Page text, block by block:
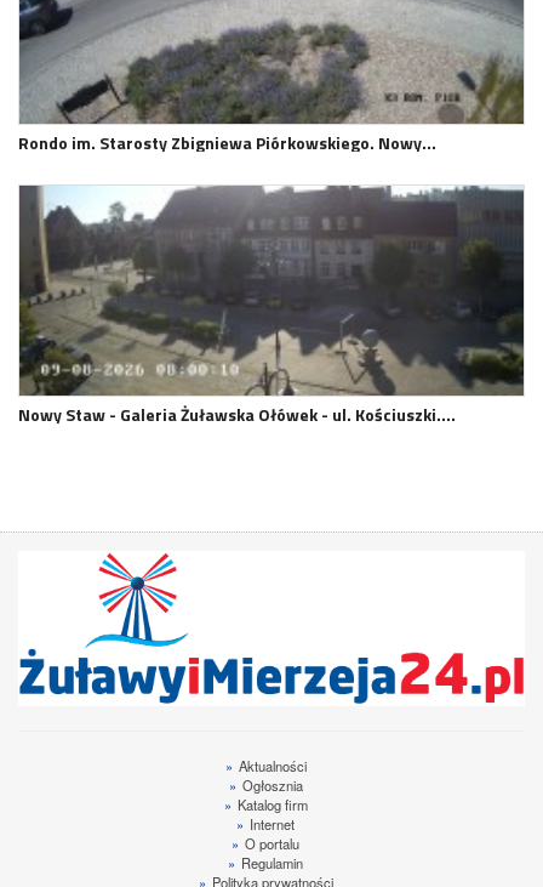
Rondo im. Starosty Zbigniewa Piórkowskiego. Nowy…
Nowy Staw - Galeria Żuławska Ołówek - ul. Kościuszki.…
» Aktualności
» Ogłosznia
» Katalog firm
» Internet
» O portalu
» Regulamin
» Polityka prywatności